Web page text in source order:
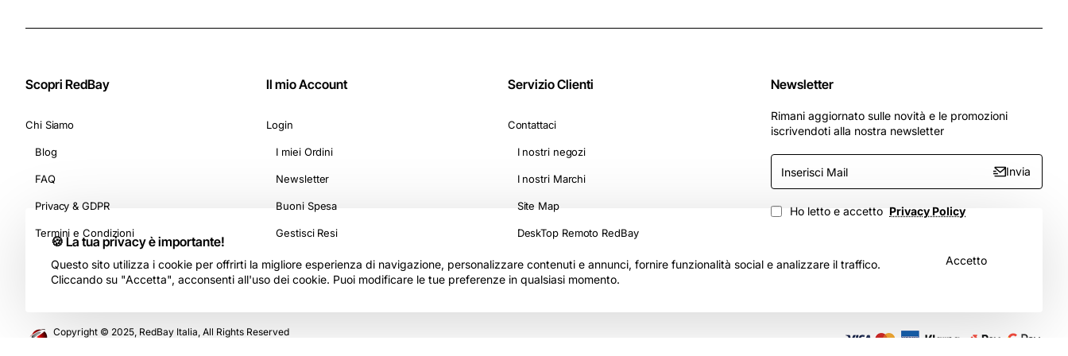
🍪 La tua privacy è importante!
Questo sito utilizza i cookie per offrirti la migliore esperienza di navigazione, personalizzare contenuti e annunci, fornire funzionalità social e analizzare il traffico.
Cliccando su "Accetta", acconsenti all'uso dei cookie. Puoi modificare le tue preferenze in qualsiasi momento.
Accetto
Scopri RedBay
Chi Siamo
Blog
FAQ
Privacy & GDPR
Termini e Condizioni
Il mio Account
Login
I miei Ordini
Newsletter
Buoni Spesa
Gestisci Resi
Servizio Clienti
Contattaci
I nostri negozi
I nostri Marchi
Site Map
DeskTop Remoto RedBay
Newsletter
Rimani aggiornato sulle novità e le promozioni
iscrivendoti alla nostra newsletter
Inserisci
Mail
Invia
Ho letto e accetto Privacy Policy
Copyright © 2025, RedBay Italia, All Rights Reserved